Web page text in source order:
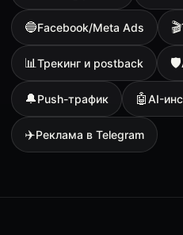
🔵Facebook/Meta Ads 🎬
📊Трекинг и postback 🛡
🔔Push-трафик 🤖AI-
✈️Реклама в Telegram